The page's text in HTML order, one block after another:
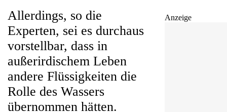
Anzeige
Allerdings, so die
Experten, sei es durchaus
vorstellbar, dass in
außerirdischem Leben
andere Flüssigkeiten die
Rolle des Wassers
übernommen hätten.